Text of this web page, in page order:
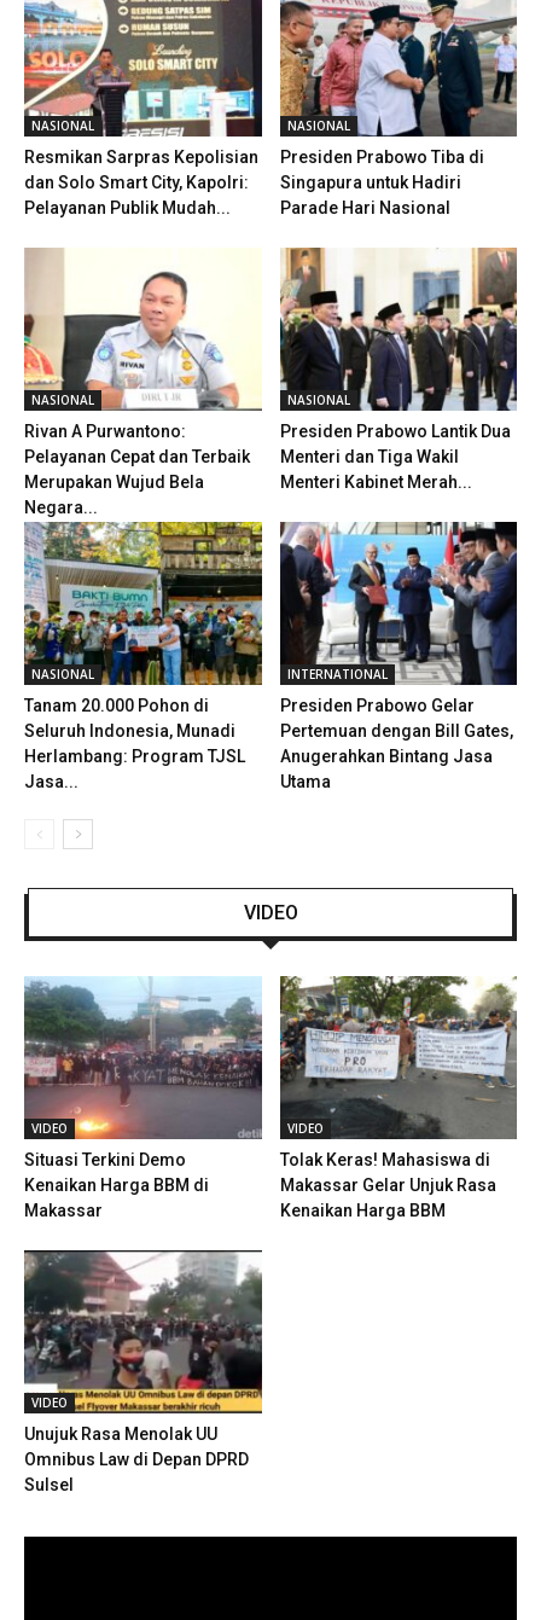
NASIONAL
Resmikan Sarpras Kepolisian
dan Solo Smart City, Kapolri:
Pelayanan Publik Mudah...
NASIONAL
Presiden Prabowo Tiba di
Singapura untuk Hadiri
Parade Hari Nasional
NASIONAL
Rivan A Purwantono:
Pelayanan Cepat dan Terbaik
Merupakan Wujud Bela
Negara...
NASIONAL
Presiden Prabowo Lantik Dua
Menteri dan Tiga Wakil
Menteri Kabinet Merah...
NASIONAL
Tanam 20.000 Pohon di
Seluruh Indonesia, Munadi
Herlambang: Program TJSL
Jasa...
INTERNATIONAL
Presiden Prabowo Gelar
Pertemuan dengan Bill Gates,
Anugerahkan Bintang Jasa
Utama
VIDEO
VIDEO
Situasi Terkini Demo
Kenaikan Harga BBM di
Makassar
VIDEO
Tolak Keras! Mahasiswa di
Makassar Gelar Unjuk Rasa
Kenaikan Harga BBM
VIDEO
Unujuk Rasa Menolak UU
Omnibus Law di Depan DPRD
Sulsel